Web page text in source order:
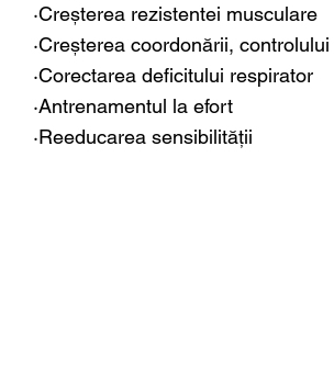
·Creșterea rezistentei musculare
·Creșterea coordonării,
·Corectarea deficitului respirator
·Antrenamentul la efort
·Reeducarea sensibilității